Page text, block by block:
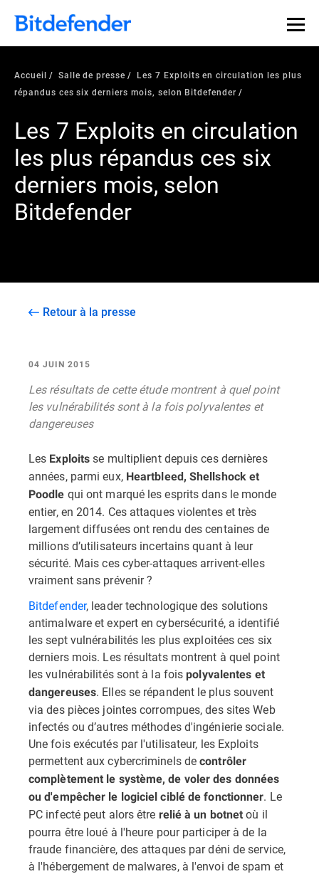
Accueil Salle de presse
Les 7 Exploits en circulation les plus
répandus ces six derniers mois, selon Bitdefender
Les 7 Exploits en circulation
les plus répandus ces six
derniers mois, selon
Bitdefender
Retour à la presse
04 JUIN 2015
Les résultats de cette étude montrent à quel point
les vulnérabilités sont à la fois polyvalentes et
dangereuses
Les Exploits se multiplient depuis ces dernières
années, parmi eux, Heartbleed, Shellshock et
Poodle qui ont marqué les esprits dans le monde
entier, en 2014. Ces attaques violentes et très
largement diffusées ont rendu des centaines de
millions d’utilisateurs incertains quant à leur
sécurité. Mais ces cyber-attaques arrivent-elles
vraiment sans prévenir ?
Bitdefender, leader technologique des solutions
antimalware et expert en cybersécurité, a identifié
les sept vulnérabilités les plus exploitées ces six
derniers mois. Les résultats montrent à quel point
les vulnérabilités sont à la foispolyvalentes et
dangereuses. Elles se répandent le plus souvent
via des pièces jointes corrompues, des sites Web
infectés ou d’autres méthodes d'ingénierie sociale.
Une fois exécutés par l'utilisateur, les Exploits
permettent aux cybercriminels decontrôler
complètement le système, de voler des données
ou d'empêcher le logiciel ciblé de fonctionner. Le
PC infecté peut alors être relié à un botnet où il
pourra être loué à l'heure pour participer à de la
fraude financière, des attaques par déni de service,
à l'hébergement de malwares, à l'envoi de spam et